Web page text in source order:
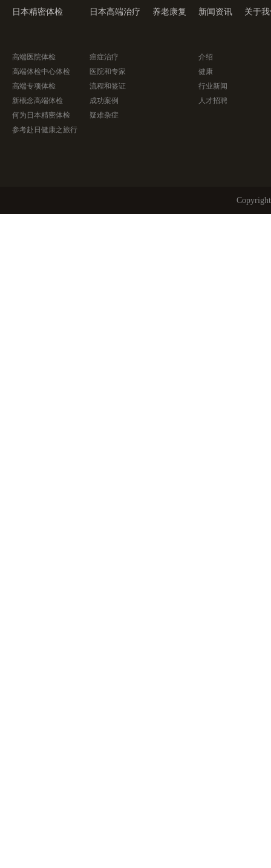
日本精密体检
高端医院体检
高端体检中心体检
高端专项体检
新概念高端体检
何为日本精密体检
参考赴日健康之旅行
日本高端治疗
癌症治疗
医院和专家
流程和签证
成功案例
疑难杂症
养老康复 新闻资讯
介绍
健康
行业新闻
人才招聘
关于